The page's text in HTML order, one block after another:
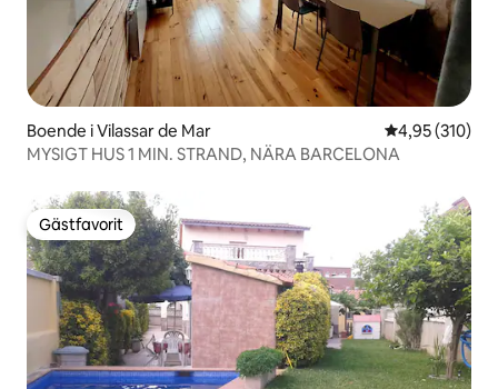
Boende i Vilassar de Mar 4,95 av 5 i
4,95 (310)
MYSIGT HUS 1 MIN. STRAND, NÄRA BARCELONA
Gästfavorit
Gästfavorit